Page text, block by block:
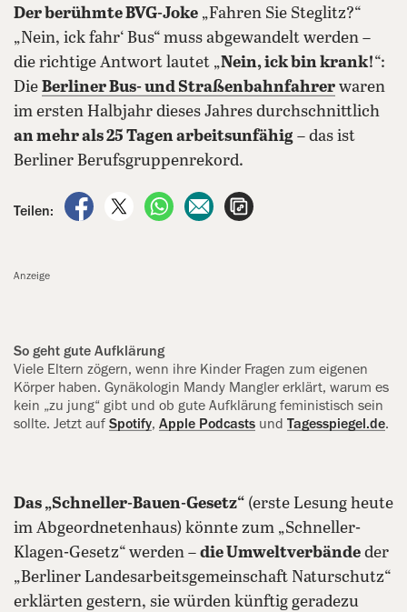
Der berühmte BVG-Joke „Fahren Sie Steglitz?“
„Nein, ick fahr‘ Bus“ muss abgewandelt werden –
die richtige Antwort lautet „Nein, ick bin krank!“:
Die Berliner Bus- und Straßenbahnfahrer waren
im ersten Halbjahr dieses Jahres durchschnittlich
an mehr als 25 Tagen arbeitsunfähig – das ist
Berliner Berufsgruppenrekord.
Teilen:
auf Facebook teilen
auf X teilenper WhatsApp teilen
per E-Mail teilen
Anzeige
So geht gute Aufklärung
Viele Eltern zögern, wenn ihre Kinder Fragen zum eigenen
Körper haben. Gynäkologin Mandy Mangler erklärt, warum es
kein „zu jung“ gibt und ob gute Aufklärung feministisch sein
sollte. Jetzt auf Spotify, Apple Podcasts und Tagesspiegel.de.
Das „Schneller-Bauen-Gesetz“ (erste Lesung heute
im Abgeordnetenhaus) könnte zum „Schneller-
Klagen-Gesetz“ werden – die Umweltverbände der
„Berliner Landesarbeitsgemeinschaft Naturschutz“
erklärten gestern, sie würden künftig geradezu